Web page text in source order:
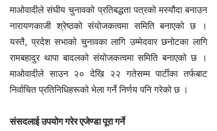
माओवादीले संघीय चुनावको प्रतिबद्धता पत्रको मस्यौदा बनाउन
नारायणकाजी श्रेष्ठको संयोजकत्वमा समिति बनाएको छ ।
यस्तै, प्रदेश सभाको चुनावका लागि उम्मेदवार छनोटका लागि
रामबहादुर थापा बादलको संयोजकत्वमा समिति बनाएको छ ।
माओवादीले साउन २० देखि २२ गतेसम्म पार्टीका तर्फबाट
निर्वाचित प्रतिनिधिहरूको भेला गर्ने निर्णय पनि गरेको छ ।
संसदलाई उपयोग गरेर एजेण्डा पूरा गर्ने